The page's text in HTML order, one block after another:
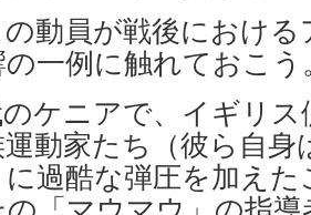
動員が戦後における
一例に触れておこう
ケニアで、イギリ
動家たち（彼ら自身
に過酷な弾圧を加え